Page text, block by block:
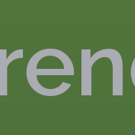
Окончание действия
30 августа 2026 г.